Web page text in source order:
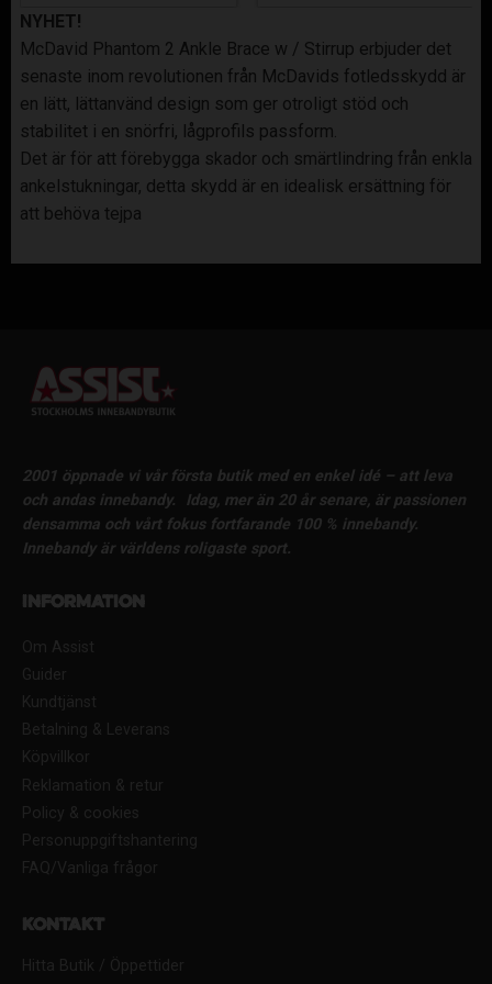
NYHET!
McDavid Phantom 2 Ankle Brace w / Stirrup erbjuder det
senaste inom revolutionen från McDavids fotledsskydd är
en lätt, lättanvänd design som ger otroligt stöd och
stabilitet i en snörfri, lågprofils passform.
Det är för att förebygga skador och smärtlindring från enkla
ankelstukningar, detta skydd är en idealisk ersättning för
att behöva tejpa
2001 öppnade vi vår första butik med en enkel idé – att leva
och andas innebandy.
Idag, mer än 20 år senare, är passionen
densamma och vårt fokus fortfarande 100 % innebandy.
Innebandy är världens roligaste sport.
Information
Om Assist
Guider
Kundtjänst
Betalning & Leverans
Köpvillkor
Reklamation & retur
Policy & cookies
Personuppgiftshantering
FAQ/Vanliga frågor
Kontakt
Hitta Butik / Öppettider